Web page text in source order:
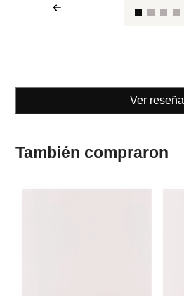
Ver reseña
También compraron